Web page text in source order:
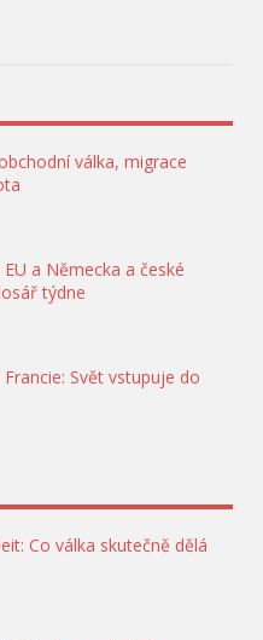
válka, migrace
a Německa a české
týdne
Svět vstupuje do
Co válka skutečně dělá